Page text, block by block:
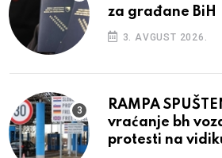
za građane BiH
3. AVGUST 2026.
RAMPA
vraćanje bh
protesti na